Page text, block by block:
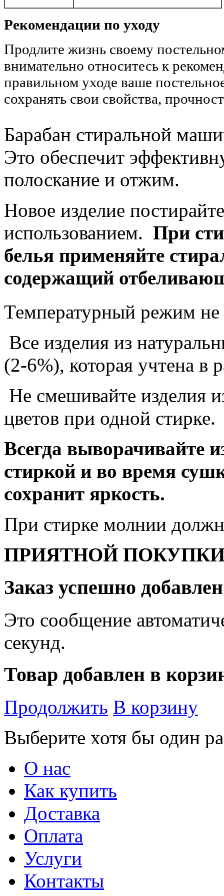
Рекомендации по уходу
Продлите жизнь своему
внимательно относитесь к
правильном уходе ваше
сохранять свои свойства,
Барабан стиральной
Это обеспечит
полоскание и отжим.
Новое изделие
использованием. При
белья применяйте
содержащий
Температурный режим
Все изделия из
(2-6%), которая учтена в
Не смешивайте изделия
цветов при одной стирке.
Всегда выворачивайте
стиркой и во время
сохранит яркость.
При стирке молнии
ПРИЯТНОЙ
Заказ успешно
Это сообщение
секунд.
Товар добавлен в
Продолжить В корзину
Выберите хотя бы один
О нас
Как купить
Доставка
Оплата
Услуги
Контакты